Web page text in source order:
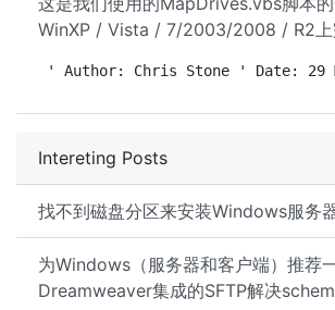
Intereting Posts
找不到磁盘分区来安装Windows服务
为Windows（服务器和客户端）推荐
Dreamweaver集成的SFTP解决
WinXP / Vista / 7/2003/2008 / R2上
' Author: Chris Stone ' Date: 29